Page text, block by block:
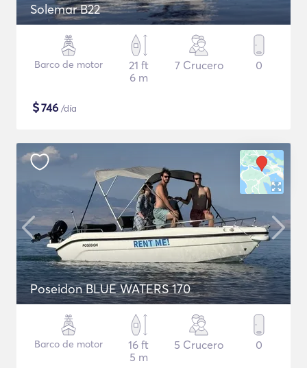
Solemar B22
Barco de motor
21 ft
6 m
7 Crucero 0
$746 /día
Poseidon BLUE WATERS 170
Barco de motor
16 ft
5 m
5 Crucero 0